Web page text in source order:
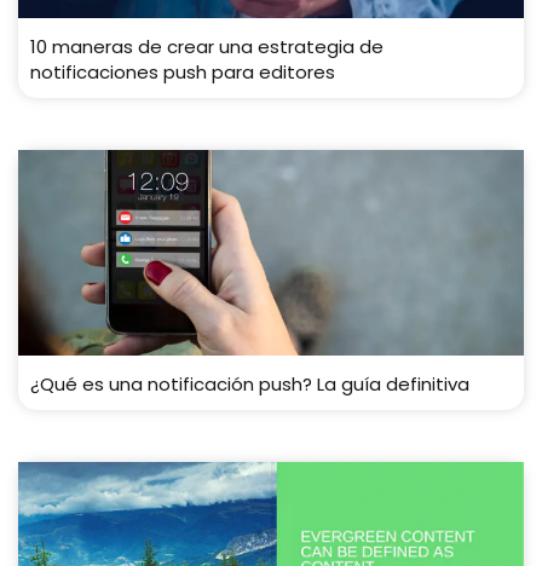
10 maneras de crear una estrategia de
notificaciones push para editores
¿Qué es una notificación push? La guía definitiva